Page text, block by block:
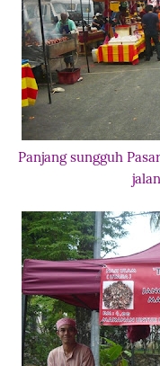
Panjang sungguh